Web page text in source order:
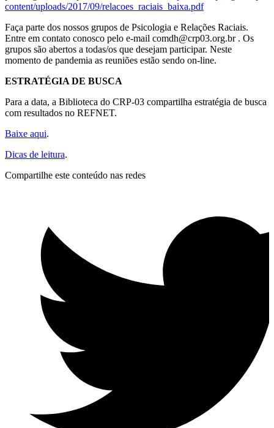
content/uploads/2017/09/relacoes_raciais_baixa.pdf
Faça parte dos nossos grupos de Psicologia e Relações Raciais.
Entre em contato conosco pelo e-mail comdh@crp03.org.br. Os
grupos são abertos a todas/os que desejam participar. Neste
momento de pandemia as reuniões estão sendo on-line.
ESTRATÉGIA DE BUSCA
Para a data, a Biblioteca do CRP-03 compartilha estratégia de busca
com resultados no REFNET.
Baixe aqui.
Dicas de leitura.
Compartilhe este conteúdo nas redes